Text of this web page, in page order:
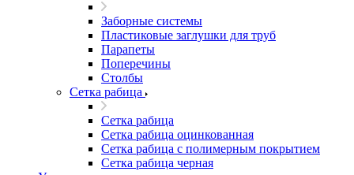
Заборные системы
Пластиковые заглушки для труб
Парапеты
Поперечины
Столбы
Сетка рабица
Сетка рабица
Сетка рабица оцинкованная
Сетка рабица с полимерным покрытием
Сетка рабица черная